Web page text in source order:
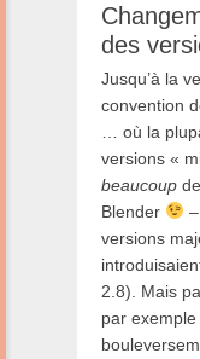
des
Jusqu’à la
convention
… où la
versions «
beaucoup
Blender
versions
2.8). Mais
par